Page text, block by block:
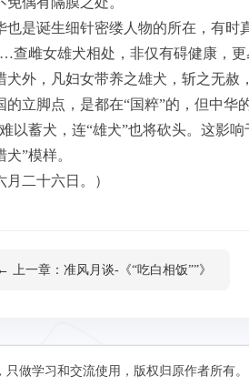
也是诞生细针密缕人物的所在，有时
雌女雄犬相处，非仅有碍健康，更
犬外，凡妇女带养之雄犬，斩之无赦
的立脚点，是都在“国粹”的，但中华
以蓄犬，连“雄犬”也将砍头。这影
犬”模样。
月二十六日。）
← 上一章：准风月谈-《“吃白相饭””》
做学习和交流使用，版权归原作者所有